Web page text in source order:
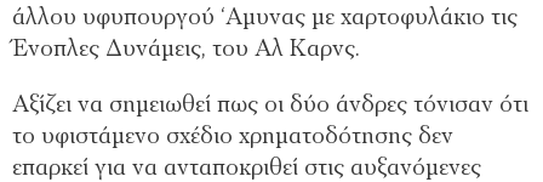
άλλου υφυπουργού ‘Αμυνας με χαρτοφυλάκιο τις
Ένοπλες Δυνάμεις, του Αλ Καρνς.
Αξίζει να σημειωθεί πως οι δύο άνδρες τόνισαν ότι
το υφιστάμενο σχέδιο χρηματοδότησης δεν
επαρκεί για να ανταποκριθεί στις αυξανόμενες